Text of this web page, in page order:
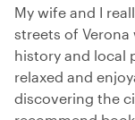
My wife and I
streets of Verona
history and local
relaxed and
discovering the